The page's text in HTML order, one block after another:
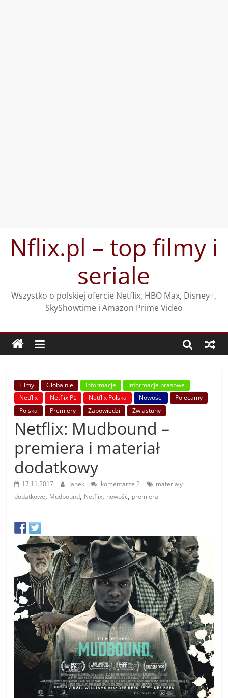
treściNflix.pl – top filmy i
seriale
Wszystko o polskiej ofercie Netflix, HBO Max, Disney+,
SkyShowtime i Amazon Prime Video
Filmy Globalnie Informacje
Informacje prasowe
Netflix
Netflix PL Netflix Polska Nowości
Polecamy
Polska
Premiery Zapowiedzi Zwiastuny
Netflix: Mudbound –
premiera i materiał
dodatkowy
17.11.2017 Janek komentarze 2
materiały
dodatkowe, Mudbound, Netflix, nowość, premiera